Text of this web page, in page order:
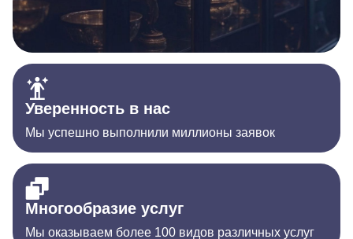
Уверенность в нас
Мы успешно выполнили миллионы заявок
Многообразие услуг
Мы оказываем более 100 видов различных услуг